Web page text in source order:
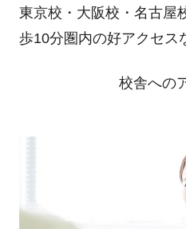
東京校・大阪校・名古屋
歩10分圏内の好アクセス
校舎への